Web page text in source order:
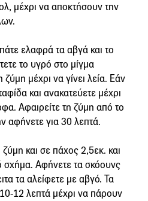
μέχρι να αποκτήσουν την
ελαφρά τα αβγά και το
το υγρό στο μίγμα
μέχρι να γίνει λεία. Εάν
και ανακατεύετε μέχρι
Αφαιρείτε τη ζύμη από το
αφήνετε για 30 λεπτά.
ζύμη και σε πάχος 2,5εκ. και
σχήμα. Αφήνετε τα σκόουνς
τα αλείφετε με αβγό. Τα
12 λεπτά μέχρι να πάρουν